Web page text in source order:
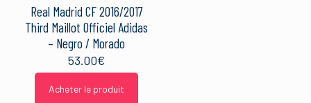
Real Madrid CF 2016/2017
Third Maillot Officiel Adidas
– Negro / Morado
53.00€
Acheter le produit